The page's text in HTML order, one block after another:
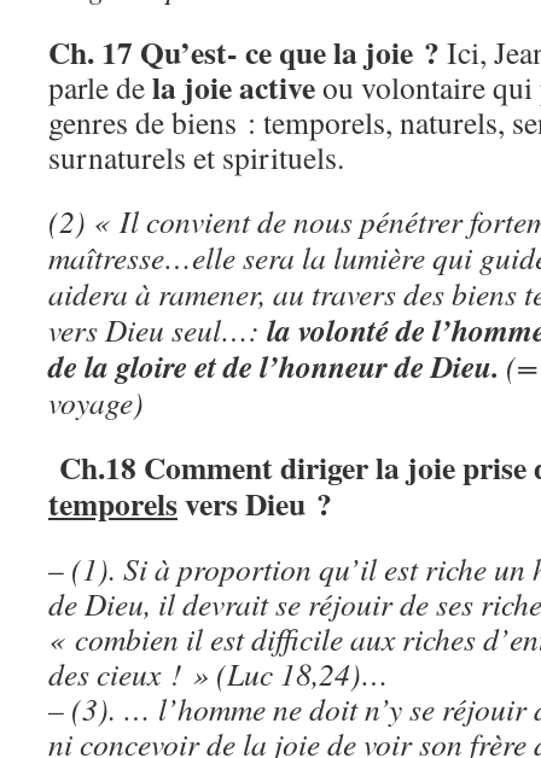
Ch. 17 Qu’est- ce que la joie ? Ici,
parle dela joie activeou volontaire qui
genres de biens : temporels, naturels,
surnaturels et spirituels.
(2) « Il convient de nous pénétrer
maîtresse…elle sera la lumière qui
aidera à ramener, au travers des biens
vers Dieu seul…: la volonté de
de la gloire et de l’honneur de Dieu. (=
voyage)
Ch.18 Comment diriger la joie prise
temporelsvers Dieu ?
– (1). Si à proportion qu’il est riche un
de Dieu, il devrait se réjouir de ses
« combien il est difficile aux riches
des cieux ! » (Luc 18,24)…
– (3). … l’homme ne doit n’y se réjouir
ni concevoir de la joie de voir son frère